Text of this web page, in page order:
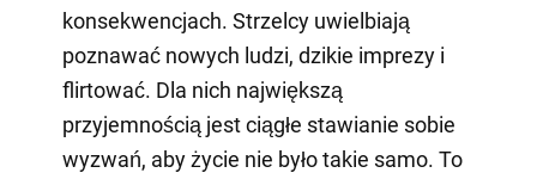
konsekwencjach. Strzelcy uwielbiają
poznawać nowych ludzi, dzikie imprezy i
flirtować. Dla nich największą
przyjemnością jest ciągłe stawianie sobie
wyzwań, aby życie nie było takie samo. To